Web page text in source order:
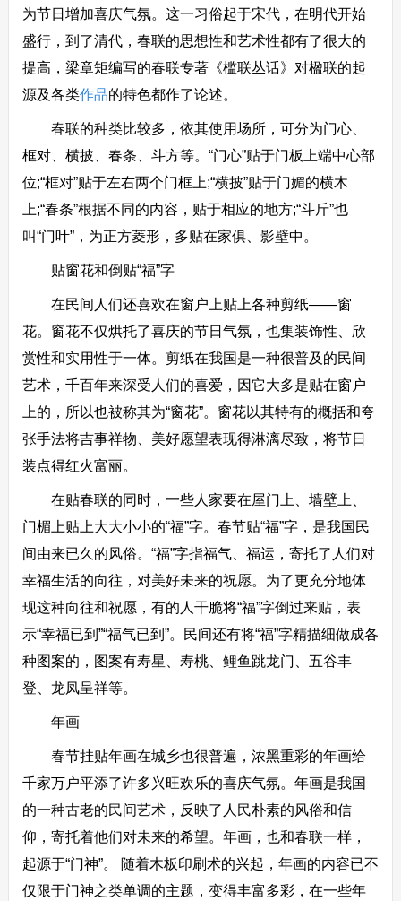
为节日增加喜庆气氛。这一习俗起于宋代，在明代开始
盛行，到了清代，春联的思想性和艺术性都有了很大的
提高，梁章矩编写的春联专著《槛联丛话》对楹联的起
源及各类作品的特色都作了论述。
春联的种类比较多，依其使用场所，可分为门心、
框对、横披、春条、斗方等。“门心”贴于门板上端中心部
位;“框对”贴于左右两个门框上;“横披”贴于门媚的横木
上;“春条”根据不同的内容，贴于相应的地方;“斗斤”也
叫“门叶”，为正方菱形，多贴在家俱、影壁中。
贴窗花和倒贴“福”字
在民间人们还喜欢在窗户上贴上各种剪纸——窗
花。窗花不仅烘托了喜庆的节日气氛，也集装饰性、欣
赏性和实用性于一体。剪纸在我国是一种很普及的民间
艺术，千百年来深受人们的喜爱，因它大多是贴在窗户
上的，所以也被称其为“窗花”。窗花以其特有的概括和夸
张手法将吉事祥物、美好愿望表现得淋漓尽致，将节日
装点得红火富丽。
在贴春联的同时，一些人家要在屋门上、墙壁上、
门楣上贴上大大小小的“福”字。春节贴“福”字，是我国民
间由来已久的风俗。“福”字指福气、福运，寄托了人们对
幸福生活的向往，对美好未来的祝愿。为了更充分地体
现这种向往和祝愿，有的人干脆将“福”字倒过来贴，表
示“幸福已到”“福气已到”。民间还有将“福”字精描细做成各
种图案的，图案有寿星、寿桃、鲤鱼跳龙门、五谷丰
登、龙凤呈祥等。
年画
春节挂贴年画在城乡也很普遍，浓黑重彩的年画给
千家万户平添了许多兴旺欢乐的喜庆气氛。年画是我国
的一种古老的民间艺术，反映了人民朴素的风俗和信
仰，寄托着他们对未来的希望。年画，也和春联一样，
起源于“门神”。 随着木板印刷术的兴起，年画的内容已不
仅限于门神之类单调的主题，变得丰富多彩，在一些年